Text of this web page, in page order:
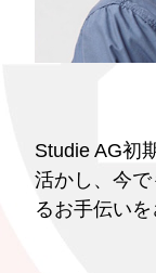
Studie AG初
活かし、今
るお手伝い